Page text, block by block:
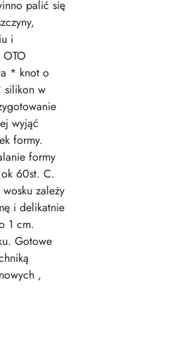
palić się
i
* knot o
silikon w
wyjąć
formy.
formy
60st. C.
zależy
i delikatnie
1 cm.
Gotowe
,